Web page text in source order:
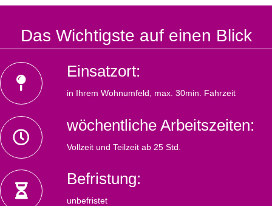
Das Wichtigste auf einen Blick
Einsatzort:
in Ihrem Wohnumfeld, max. 30min. Fahrzeit
wöchentliche Arbeitszeiten:
Vollzeit und Teilzeit ab 25 Std.
Befristung:
unbefristet